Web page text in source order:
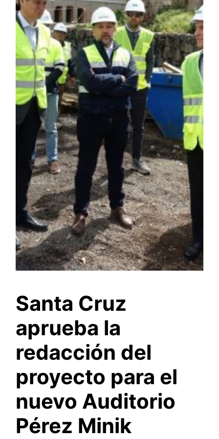
Santa Cruz
aprueba la
redacción del
proyecto para el
nuevo Auditorio
Pérez Minik